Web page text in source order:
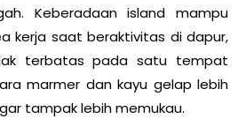
Keberadaan island mampu
kerja saat beraktivitas di dapur,
terbatas pada satu tempat
marmer dan kayu gelap lebih
tampak lebih memukau.